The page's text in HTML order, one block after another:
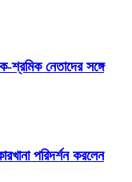
শ্রমিক নেতাদের সঙ্গে
পরিদর্শন করলেন